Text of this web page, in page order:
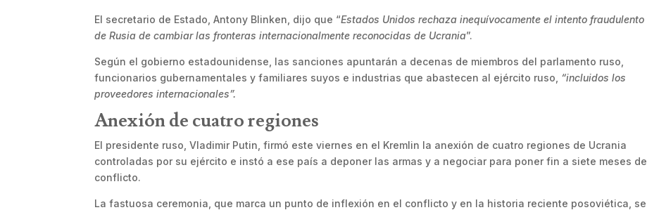
El secretario de Estado, Antony Blinken, dijo que “Estados Unidos rechaza inequívocamente el intento fraudulento
de Rusia de cambiar las fronteras internacionalmente reconocidas de Ucrania”.
Según el gobierno estadounidense, las sanciones apuntarán a decenas de miembros del parlamento ruso,
funcionarios gubernamentales y familiares suyos e industrias que abastecen al ejército ruso, “incluidos los
proveedores internacionales”.
Anexión de cuatro regiones
El presidente ruso, Vladimir Putin, firmó este viernes en el Kremlin la anexión de cuatro regiones de Ucrania
controladas por su ejército e instó a ese país a deponer las armas y a negociar para poner fin a siete meses de
conflicto.
La fastuosa ceremonia, que marca un punto de inflexión en el conflicto y en la historia reciente posoviética, se